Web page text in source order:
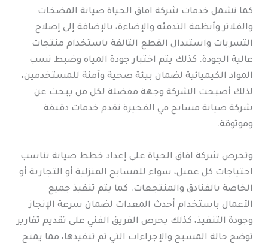
كما تشمل خدمات شركة افاق الحياة صيانة المضخات
والفلاتر وأنظمة التدفئة والإضاءة، بالإضافة إلى إصلاح
التسربات واستبدال القطع التالفة باستخدام منتجات
عالية الجودة. كذلك يتم اختبار جودة المياه وضبط نسب
المواد الكيميائية لضمان بيئة صحية وآمنة للمستخدمين،
لذلك أصبحت الشركة وجهة مفضلة لكل من يبحث عن
شركة صيانة مسابح في الفجيرة تقدم خدمات دقيقة
وموثوقة.
وتحرص شركة افاق الحياة على إعداد خطط صيانة تناسب
احتياجات كل عميل، سواء للمسابح المنزلية أو التجارية أو
الخاصة بالفنادق والمنتجعات. كما يتم تنفيذ جميع
الأعمال باستخدام أحدث المعدات لضمان سرعة الإنجاز
وجودة التنفيذ، كذلك يحرص الفريق الفني على تقديم تقارير
توضح حالة المسبح والإجراءات التي تم تنفيذها، مما يمنح